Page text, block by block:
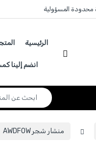
محدودة المسؤولية
الرئيسية
انضم إلينا
Search for:
منشار شجر AWDFOW